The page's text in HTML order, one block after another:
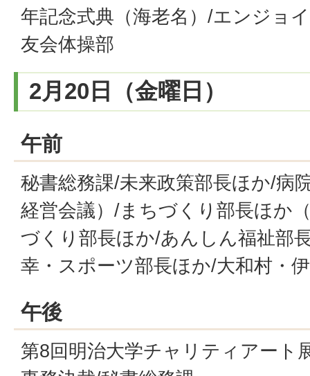
年記念式典（海老名）/エンジョ
友会体操部
2月20日（金曜日）
午前
秘書総務課/未来政策部長ほか/病
経営会議）/まちづくり部長ほか
づくり部長ほか/あんしん福祉部
幸・スポーツ部長ほか/大和村・
午後
第8回明治大学チャリティアート